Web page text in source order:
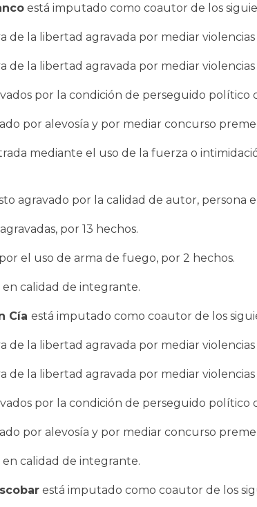
está imputado como coautor de los
de la libertad agravada por mediar violencias
de la libertad agravada por mediar
por la condición de perseguido político
por alevosía y por mediar concurso
mediante el uso de la fuerza o
agravado por la calidad de autor, persona
por 13 hechos.
el uso de arma de fuego, por 2 hechos.
en calidad de integrante.
Cía está imputado como coautor de los
de la libertad agravada por mediar
de la libertad agravada por mediar
por la condición de perseguido político
por alevosía y por mediar concurso
en calidad de integrante.
está imputado como coautor de los